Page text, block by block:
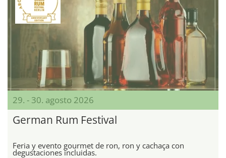
29. - 30. agosto 2026
German Rum Festival
Feria y evento gourmet de ron, ron y cachaça con
degustaciones incluidas.